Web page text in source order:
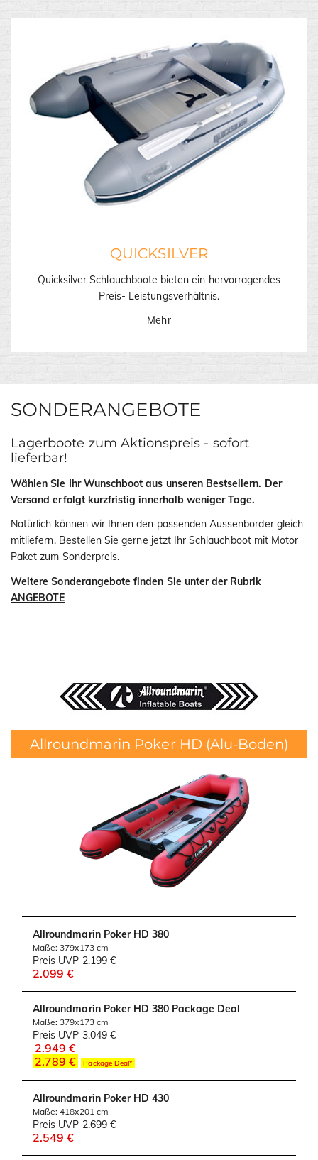
QUICKSILVER
Quicksilver Schlauchboote bieten ein hervorragendes
Preis- Leistungsverhältnis.
Mehr
SONDERANGEBOTE
Lagerboote zum Aktionspreis - sofort
lieferbar!
Wählen Sie Ihr Wunschboot aus unseren Bestsellern. Der
Versand erfolgt kurzfristig innerhalb weniger Tage.
Natürlich können wir Ihnen den passenden Aussenborder gleich
mitliefern. Bestellen Sie gerne jetzt IhrSchlauchboot mit Motor
Paket zum Sonderpreis.
Weitere Sonderangebote finden Sie unter der Rubrik
ANGEBOTE
Allroundmarin Poker HD (Alu-Boden)
Allroundmarin Poker HD 380
Maße: 379x173 cm
Preis UVP 2.199 €
2.099 €
Allroundmarin Poker HD 380 Package Deal
Maße: 379x173 cm
Preis UVP 3.049 €
2.949 €
2.789 €
Package Deal*
Allroundmarin Poker HD 430
Maße: 418x201 cm
Preis UVP 2.699 €
2.549 €